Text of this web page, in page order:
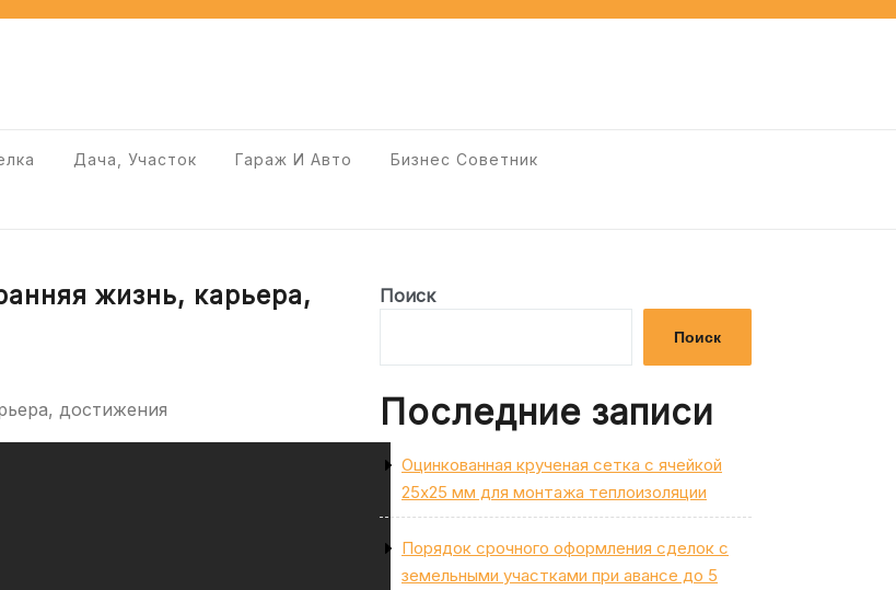
Дача, Участок Гараж И Авто Бизнес Советник
жизнь, карьера,
Поиск
Поиск
Последние записи
Оцинкованная крученая сетка с ячейкой
25х25 мм для монтажа теплоизоляции
Порядок срочного оформления сделок с
земельными участками при авансе до 5